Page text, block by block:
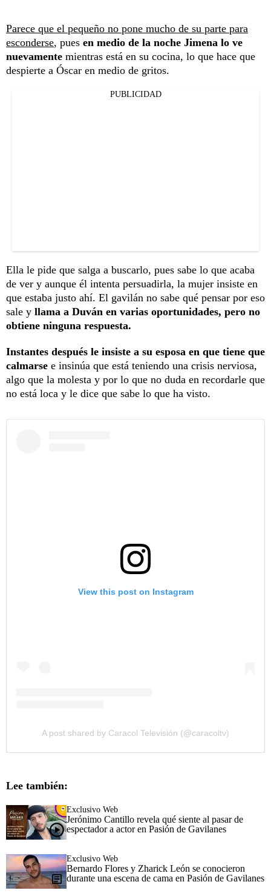
Parece que el pequeño no pone mucho de su parte para
esconderse, pues en medio de la noche Jimena lo ve
nuevamente mientras está en su cocina, lo que hace que
despierte a Óscar en medio de gritos.
PUBLICIDAD
Ella le pide que salga a buscarlo, pues sabe lo que acaba
de ver y aunque él intenta persuadirla, la mujer insiste en
que estaba justo ahí. El gavilán no sabe qué pensar por eso
sale y llama a Duván en varias oportunidades, pero no
obtiene ninguna respuesta.
Instantes después le insiste a su esposa en que tiene que
calmarse e insinúa que está teniendo una crisis nerviosa,
algo que la molesta y por lo que no duda en recordarle que
no está loca y le dice que sabe lo que ha visto.
View this post on Instagram
A post shared by Caracol Televisión (@caracoltv)
Lee también:
Exclusivo Web
Jerónimo Cantillo revela qué siente al pasar de
espectador a actor en Pasión de Gavilanes
Exclusivo Web
Bernardo Flores y Zharick León se conocieron
durante una escena de cama en Pasión de Gavilanes